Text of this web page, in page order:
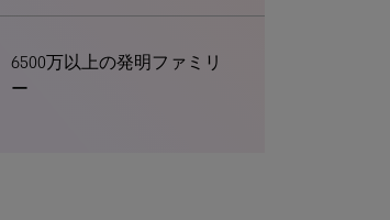
6500万以上の発明ファミリ
ー